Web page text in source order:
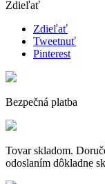
Zdieľať
Zdieľať
Tweetnuť
Pinterest
Bezpečná platba
Tovar skladom.
odoslaním dôkladne